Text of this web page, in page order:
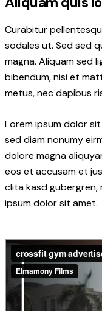
Curabitur
sodales ut. Sed sed
magna. Aliquam sed
bibendum, nisi et
metus, nec dapibus
Lorem ipsum dolor
sed diam nonumy
dolore magna
eos et accusam et
clita kasd
ipsum dolor sit amet.